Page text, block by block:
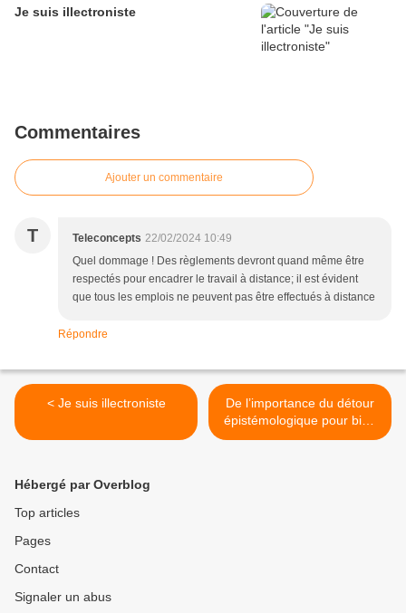
Je suis illectroniste
Commentaires
Ajouter un commentaire
T Teleconcepts 22/02/2024 10:49
Quel dommage ! Des règlements devront quand même être
respectés pour encadrer le travail à distance; il est évident
que tous les emplois ne peuvent pas être effectués à distance
Répondre
< Je suis illectroniste
De l’importance du détour
épistémologique pour bien
choisir ses méthodes
Hébergé par Overblog
Top articles
Pages
Contact
Signaler un abus